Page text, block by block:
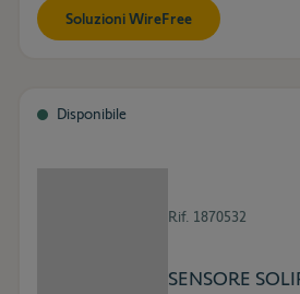
Soluzioni WireFree
Disponibile
Rif. 1870532
SENSORE